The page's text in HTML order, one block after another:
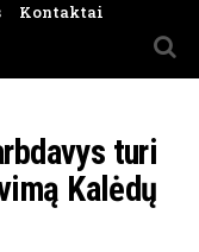
Kontaktai
turi
Kalėdų